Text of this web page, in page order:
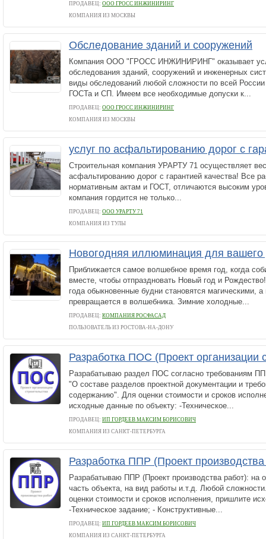
ПРОДАВЕЦ: ООО ГРОСС ИНЖИНИРИНГ
КОМПАНИЯ ИЗ МОСКВЫ
Обследование зданий и сооружений
Компания ООО "ГРОСС ИНЖИНИРИНГ" оказывает
обследования зданий, сооружений и инженерных
виды обследований любой сложности по всей
ГОСТа и СП. Имеем все необходимые допуски к...
ПРОДАВЕЦ: ООО ГРОСС ИНЖИНИРИНГ
КОМПАНИЯ ИЗ МОСКВЫ
услуг по асфальтированию дорог с
Строительная компания УРАРТУ 71 осуществляет
асфальтированию дорог с гарантией качества! Все
нормативным актам и ГОСТ, отличаются высоким
компания гордится не только...
ПРОДАВЕЦ: ООО УРАРТУ 71
КОМПАНИЯ ИЗ ТУЛЫ
Новогодняя иллюминация для
Приближается самое волшебное время год, когда
вместе, чтобы отпраздновать Новый год и
года обыкновенные будни становятся магическими,
превращается в волшебника. Зимние холодные...
ПРОДАВЕЦ: КОМПАНИЯ РОСФАСАД
ПОЛЬЗОВАТЕЛЬ ИЗ РОСТОВА-НА-ДОНУ
Разработка ПОС (Проект организации
Разрабатываю раздел ПОС согласно требованиям
"О составе разделов проектной документации и
содержанию". Для оценки стоимости и сроков
исходные данные по объекту: -Техническое...
ПРОДАВЕЦ: ИП ГОРДЕЕВ МАКСИМ БОРИСОВИЧ
КОМПАНИЯ ИЗ САНКТ-ПЕТЕРБУРГА
Разработка ППР (Проект
Разрабатываю ППР (Проект производства работ): на
часть объекта, на вид работы и.т.д. Любой
оценки стоимости и сроков исполнения, пришлите
-Техническое задание; - Конструктивные...
ПРОДАВЕЦ: ИП ГОРДЕЕВ МАКСИМ БОРИСОВИЧ
КОМПАНИЯ ИЗ САНКТ-ПЕТЕРБУРГА